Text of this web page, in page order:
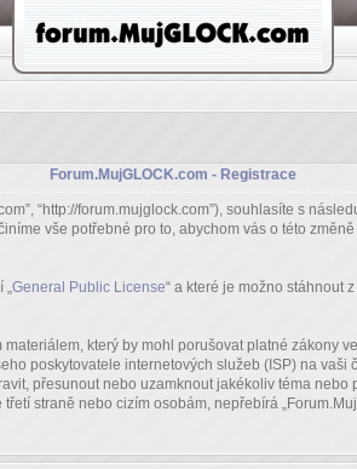
Forum.MujGLOCK.com - Registrace
“http://forum.mujglock.com”), souhlasíte s
vše potřebné pro to, abychom vás o této
General Public License“ a které je možno stáhnout z
který by mohl porušovat platné zákony
poskytovatele internetových služeb (ISP) na
přesunout nebo uzamknout jakékoliv téma
straně nebo cizím osobám, nepřebírá